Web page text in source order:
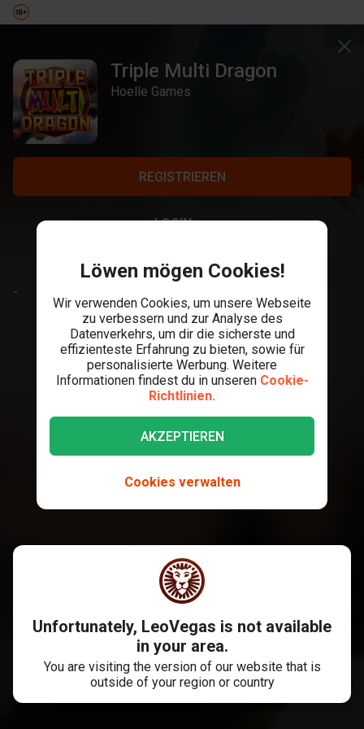
Triple Multi Dragon
Hoelle Games
REGISTRIEREN
LOGIN
-
Löwen mögen Cookies!
Wir verwenden Cookies, um unsere Webseite
zu verbessern und zur Analyse des
Datenverkehrs, um dir die sicherste und
effizienteste Erfahrung zu bieten, sowie für
personalisierte Werbung. Weitere
Informationen findest du in unseren Cookie-
Richtlinien.
AKZEPTIEREN
Cookies verwalten
Unfortunately, LeoVegas is not available
in your area.
You are visiting the version of our website that is
outside of your region or country